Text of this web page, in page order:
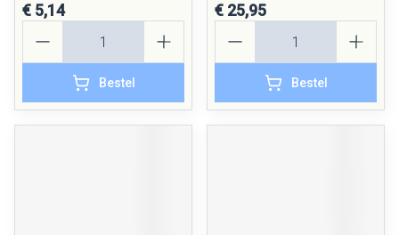
€ 5,14
Bestel
€ 25,95
Bestel